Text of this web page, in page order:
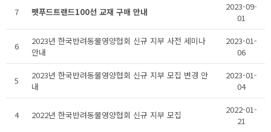
7 펫푸드트랜드100선 교재 구매 안내
2023-09-
01
6
2023년 한국반려동물영양협회 신규 지부 사전 세미나
안내
2023-01-
06
5
2023년 한국반려동물영양협회 신규 지부 모집 변경 안
내
2023-01-
04
4 2022년 한국반려동물영양협회 신규 지부 모집
2022-01-
21